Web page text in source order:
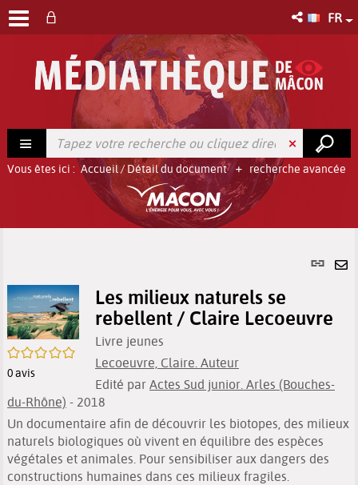
FR
recherche avancée
Vous êtes ici : Accueil/ Détail du document
Lien
/5
0avis
Les milieux naturels se
rebellent / Claire Lecoeuvre
Livre jeunes
Lecoeuvre, Claire. Auteur
Edité par Actes Sud junior. Arles (Bouches-
du-Rhône) - 2018
Un documentaire afin de découvrir les biotopes, des milieux
naturels biologiques où vivent en équilibre des espèces
végétales et animales. Pour sensibiliser aux dangers des
constructions humaines dans ces milieux fragiles.